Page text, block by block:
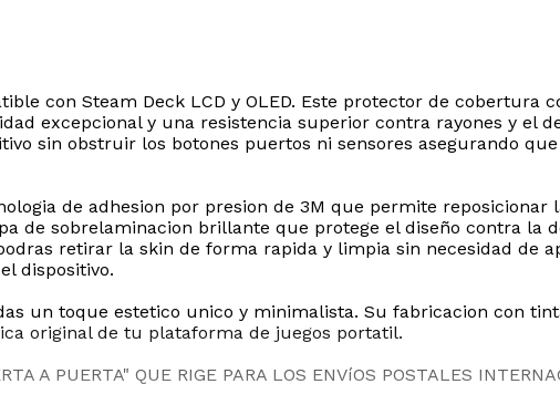
con Steam Deck LCD y OLED. Este protector de cobertura
excepcional y una resistencia superior contra rayones y el
sin obstruir los botones puertos ni sensores asegurando
de adhesion por presion de 3M que permite
de sobrelaminacion brillante que protege el diseño contra la
retirar la skin de forma rapida y limpia sin necesidad de
dispositivo.
un toque estetico unico y minimalista. Su fabricacion con
original de tu plataforma de juegos portatil.
A PUERTA" QUE RIGE PARA LOS ENVíOS POSTALES